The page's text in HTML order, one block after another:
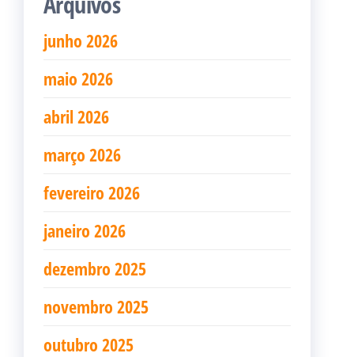
junho 2026
maio 2026
abril 2026
março 2026
fevereiro 2026
janeiro 2026
dezembro 2025
novembro 2025
outubro 2025